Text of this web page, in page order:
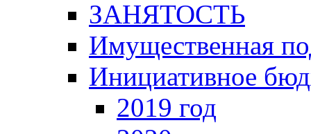
ЗАНЯТОСТЬ
Имущественная
Инициативное
2019 год